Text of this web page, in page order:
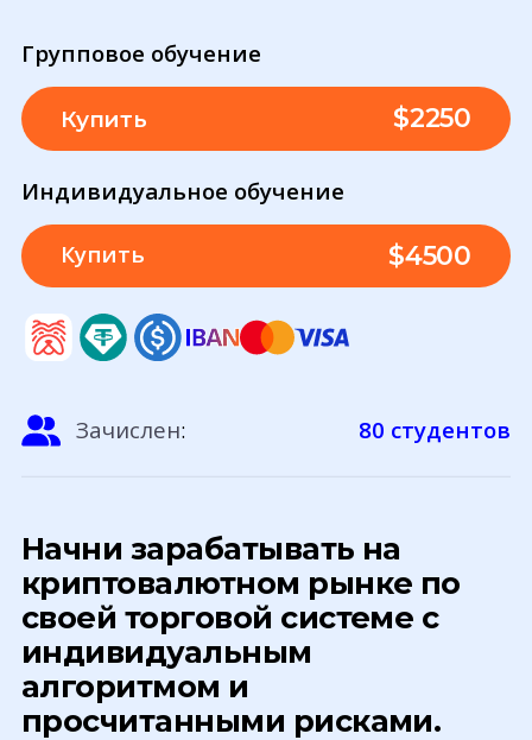
Групповое обучение
Купить $2250
Индивидуальное обучение
$4500
Купить
Зачислен: 80 студентов
Начни зарабатывать на
криптовалютном рынке по
своей торговой системе с
индивидуальным
алгоритмом и
просчитанными рисками.